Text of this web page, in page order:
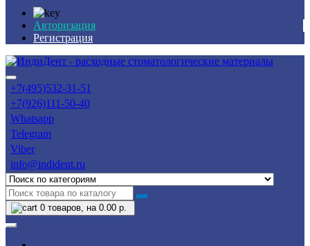
Авторизация
Регистрация
+7(495)532-31-51
+7(926)111-50-40
Whatsapp
Telegram
Viber
info@indident.ru
0 товаров, на 0.00 р.